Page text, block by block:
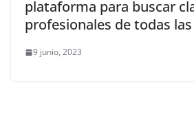
plataforma para buscar
profesionales de todas
9 junio, 2023